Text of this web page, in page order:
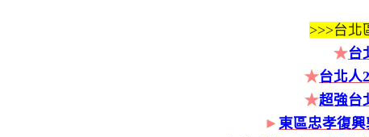
>>>台北
★台
★台北人
★超強台
► 東區忠孝復